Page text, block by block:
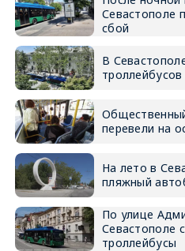
Севастополе
сбой
В
перевели на
На лето в
пляжный
По улице
Севастополе
троллейбусы